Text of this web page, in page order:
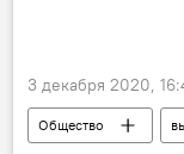
3 декабря 2020,
Общество